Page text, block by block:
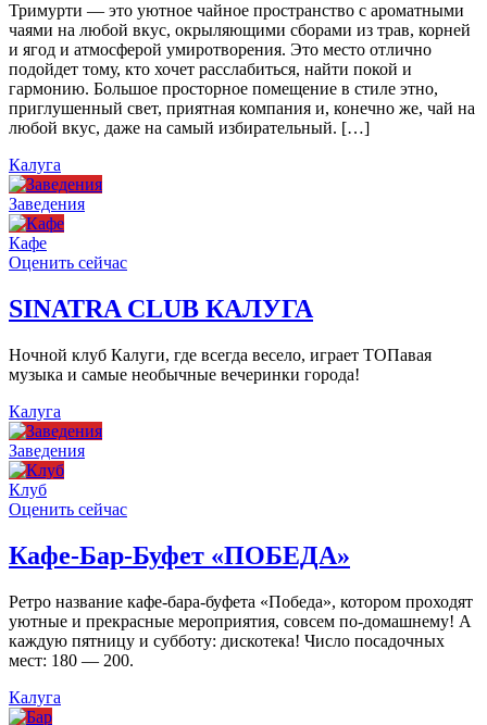
Тримурти — это уютное чайное пространство с ароматными
чаями на любой вкус, окрыляющими сборами из трав, корней
и ягод и атмосферой умиротворения. Это место отлично
подойдет тому, кто хочет расслабиться, найти покой и
гармонию. Большое просторное помещение в стиле этно,
приглушенный свет, приятная компания и, конечно же, чай на
любой вкус, даже на самый избирательный. […]
Калуга
Заведения
Кафе
Оценить сейчас
SINATRA CLUB КАЛУГА
Ночной клуб Калуги, где всегда весело, играет ТОПавая
музыка и самые необычные вечеринки города!
Калуга
Заведения
Клуб
Оценить сейчас
Кафе-Бар-Буфет «ПОБЕДА»
Ретро название кафе-бара-буфета «Победа», котором проходят
уютные и прекрасные мероприятия, совсем по-домашнему! А
каждую пятницу и субботу: дискотека! Число посадочных
мест: 180 — 200.
Калуга